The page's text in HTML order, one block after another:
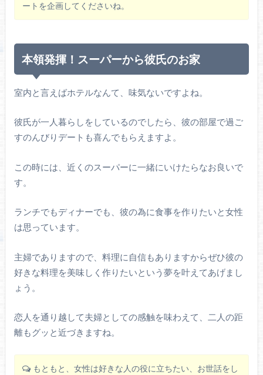
ートを企画してくださいね。
本領発揮！スーパーから彼氏のお家
室内と言えばホテルなんて、味気ないですよね。
彼氏が一人暮らしをしているのでしたら、彼の部屋で過ご
すのんびりデートも喜んでもらえますよ。
この時には、近くのスーパーに一緒にいけたらなお良いで
す。
ランチでもディナーでも、彼の為に食事を作りたいと女性
は思っています。
主婦でありますので、料理に自信もありますからぜひ彼の
好きな料理を美味しく作りたいという夢を叶えてあげまし
ょう。
恋人を通り越して夫婦としての感触を味わえて、二人の距
離もグッと近づきますね。
もともと、女性は好きな人の役に立ちたい、お世話をし